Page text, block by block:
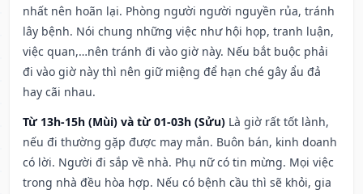
nhất nên hoãn lại. Phòng người người nguyền rủa, tránh
lây bệnh. Nói chung những việc như hội họp, tranh luận,
việc quan,…nên tránh đi vào giờ này. Nếu bắt buộc phải
đi vào giờ này thì nên giữ miệng để hạn ché gây ẩu đả
hay cãi nhau.
Từ 13h-15h (Mùi) và từ 01-03h (Sửu) Là giờ rất tốt lành,
nếu đi thường gặp được may mắn. Buôn bán, kinh doanh
có lời. Người đi sắp về nhà. Phụ nữ có tin mừng. Mọi việc
trong nhà đều hòa hợp. Nếu có bệnh cầu thì sẽ khỏi, gia